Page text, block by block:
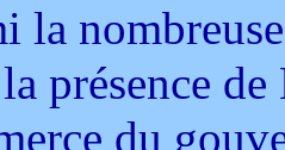
la
présence
du